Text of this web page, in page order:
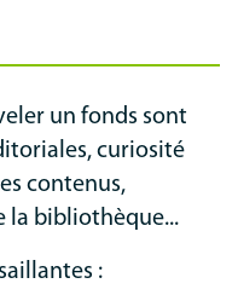
un fonds sont
curiosité
contenus,
la bibliothèque...
: